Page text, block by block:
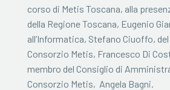
corso di Metis Toscana, alla
della Regione Toscana, Eugenio
all’Informatica, Stefano Ciuoffo,
Consorzio Metis, Francesco Di
membro del Consiglio di
Consorzio Metis, Angela Bagni.